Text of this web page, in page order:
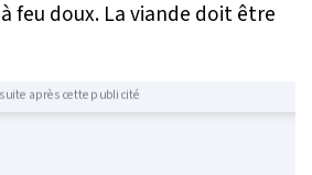
feu doux. La viande doit être
après cette publicité